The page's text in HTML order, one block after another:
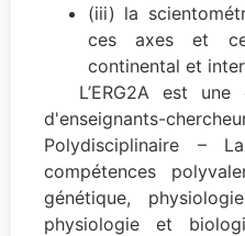
(iii) la
ces axes et
continental et
L’ERG2A est
d'enseignants-
Polydisciplinaire –
compétences
génétique,
physiologie et